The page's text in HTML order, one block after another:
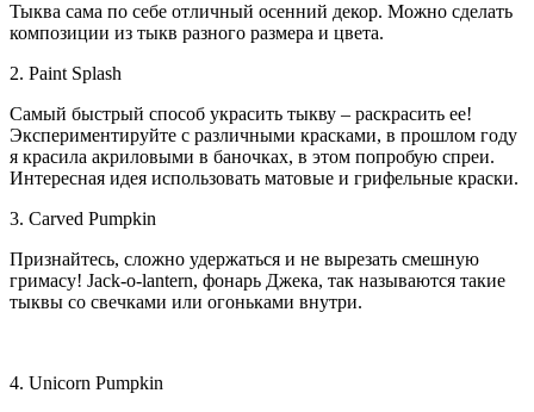
Тыква сама по себе отличный осенний декор. Можно сделать
композиции из тыкв разного размера и цвета.
2. Paint Splash
Самый быстрый способ украсить тыкву – раскрасить ее!
Экспериментируйте с различными красками, в прошлом году
я красила акриловыми в баночках, в этом попробую спреи.
Интересная идея использовать матовые и грифельные краски.
3. Carved Pumpkin
Признайтесь, сложно удержаться и не вырезать смешную
гримасу! Jack-o-lantern, фонарь Джека, так называются такие
тыквы со свечками или огоньками внутри.
4. Unicorn Pumpkin